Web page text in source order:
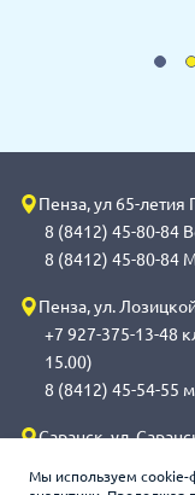
Мы используем cookie-
Пенза, ул 65-
8 (8412) 45-80-84
8 (8412) 45-80-84
Пенза, ул.
+7 927-375-13-48
15.00)
8 (8412) 45-54-55
Саранск, ул.